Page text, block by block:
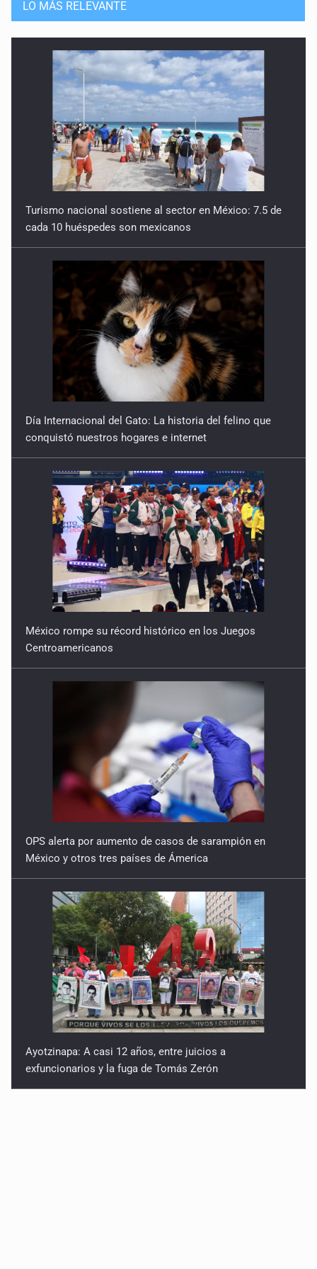
LO MÁS RELEVANTE
Turismo nacional sostiene al sector en México: 7.5 de
cada 10 huéspedes son mexicanos
Día Internacional del Gato: La historia del felino que
conquistó nuestros hogares e internet
México rompe su récord histórico en los Juegos
Centroamericanos
OPS alerta por aumento de casos de sarampión en
México y otros tres países de Ámerica
Ayotzinapa: A casi 12 años, entre juicios a
exfuncionarios y la fuga de Tomás Zerón